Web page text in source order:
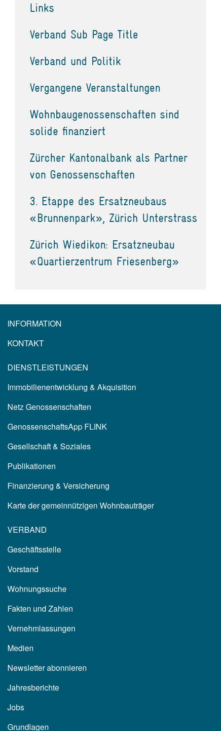
Links
Verband Sub Page Title
Verband und Politik
Vergangene Veranstaltungen
Wohnbaugenossenschaften sind
solide finanziert
Zürcher Kantonalbank als Partner
von Genossenschaften
3. Etappe des Ersatzneubaus
«Brunnenpark», Zürich Unterstrass
Zürich Wiedikon: Ersatzneubau
«Quartierzentrum Friesenberg»
INFORMATION
KONTAKT
DIENSTLEISTUNGEN
Immobilienentwicklung & Akquisition
Netz Genossenschaften
GenossenschaftsApp FLINK
Gesellschaft & Soziales
Publikationen
Finanzierung & Versicherung
Karte der gemeinnützigen Wohnbauträger
VERBAND
Geschäftsstelle
Vorstand
Wohnungssuche
Fakten und Zahlen
Vernehmlassungen
Medien
Newsletter abonnieren
Jahresberichte
Jobs
Grundlagen